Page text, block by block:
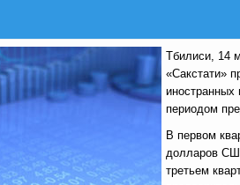
Тбилиси, 14
«Сакстати»
иностранных
периодом
В первом
долларов
третьем